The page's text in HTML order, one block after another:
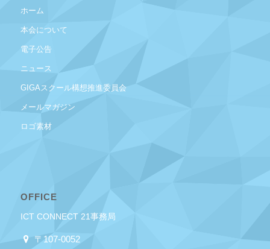
ホーム
本会について
電子公告
ニュース
GIGAスクール構想推進委員会
メールマガジン
ロゴ素材
OFFICE
ICT CONNECT 21事務局
〒107-0052